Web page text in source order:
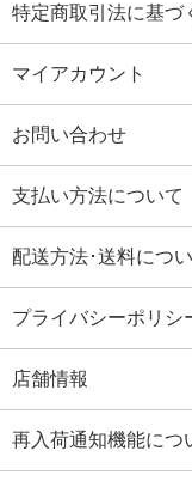
特定商取引法に基づ
マイアカウント
お問い合わせ
支払い方法について
配送方法･送料につ
プライバシーポリシ
店舗情報
再入荷通知機能につ